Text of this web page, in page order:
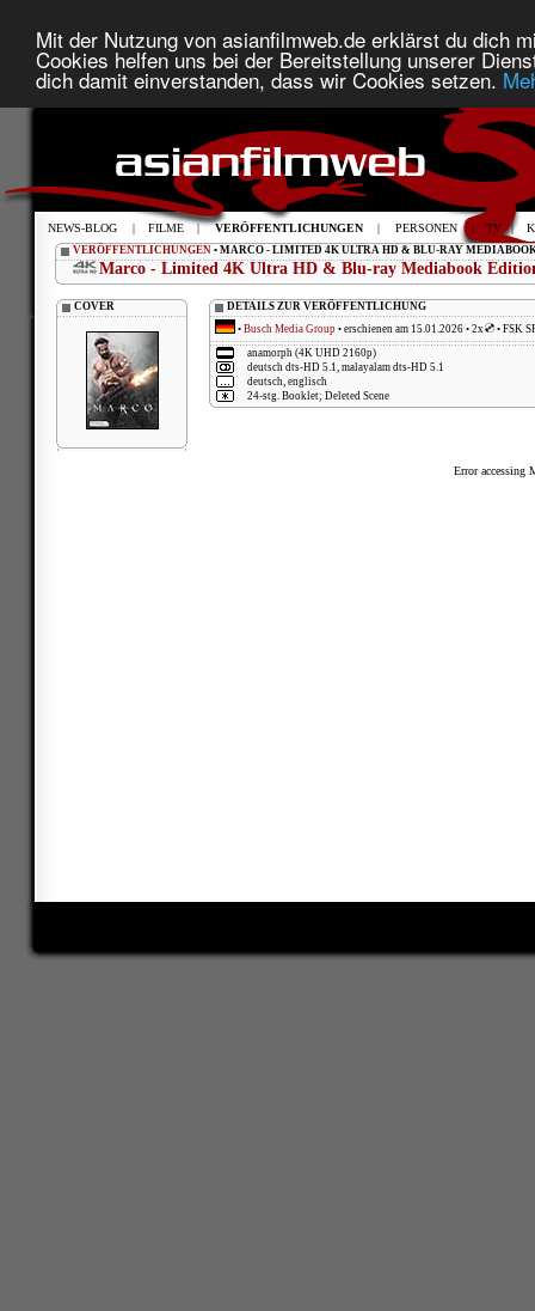
Mit der Nutzung von asianfilmweb.de erklärst du dich
Cookies helfen uns bei der Bereitstellung unserer
dich damit einverstanden, dass wir Cookies setzen.
NEWS-BLOG | FILME | VERÖFFENTLICHUNGEN | PERSONEN | TV |
VERÖFFENTLICHUNGEN • MARCO - LIMITED 4K ULTRA HD & BLU-RAY
Marco - Limited 4K Ultra HD & Blu-ray Mediabook
COVER
DETAILS ZUR VERÖFFENTLICHUNG
• Busch Media Group • erschienen am 15.01.2026 • 2x • FSK
anamorph (4K UHD 2160p)
deutsch dts-HD 5.1, malayalam dts-HD 5.1
deutsch, englisch
24-stg. Booklet; Deleted Scene
Error accessing